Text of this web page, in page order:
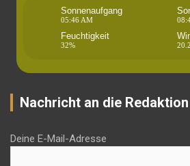
Sonnenaufgang
05:46 AM
Feuchtigkeit
32%
Nachricht an die Redaktion
Deine E-Mail-Adresse